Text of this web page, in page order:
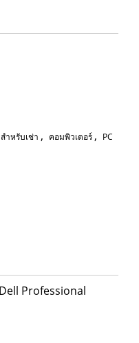
ำหรับเช่า , คอมพิวเตอร์ , PC
Professional